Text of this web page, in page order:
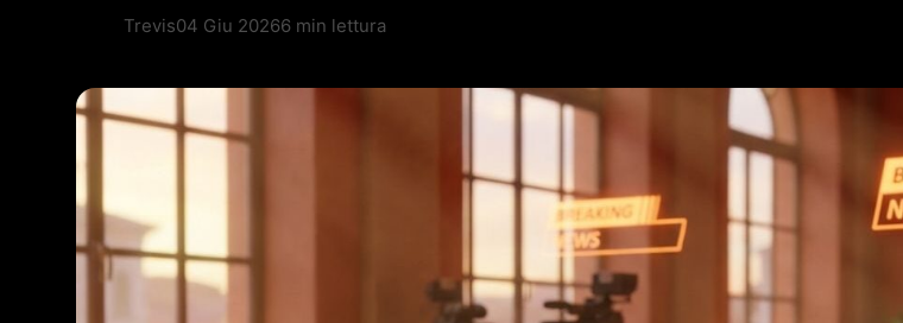
Trevis04 Giu 20266 min lettura